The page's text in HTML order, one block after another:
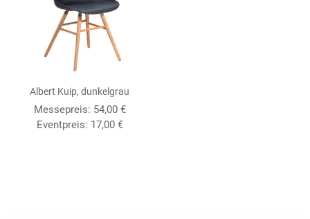
Albert Kuip, dunkelgrau
Messepreis: 54,00 €
Eventpreis: 17,00 €